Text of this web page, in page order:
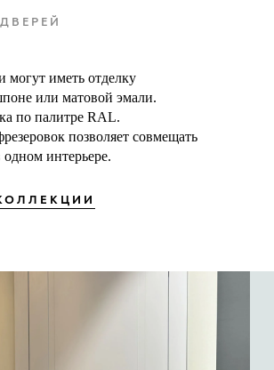
могут иметь отделку
или матовой эмали.
по палитре RAL.
позволяет совмещать
интерьере.